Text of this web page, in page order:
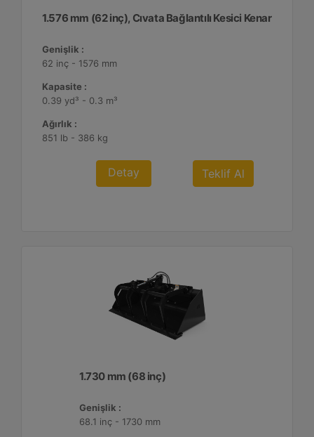
1.576 mm (62 inç), Cıvata Bağlantılı Kesici Kenar
Genişlik :
62 inç - 1576 mm
Kapasite :
0.39 yd³ - 0.3 m³
Ağırlık :
851 lb - 386 kg
Detay Teklif Al
1.730 mm (68 inç)
Genişlik :
68.1 inç - 1730 mm